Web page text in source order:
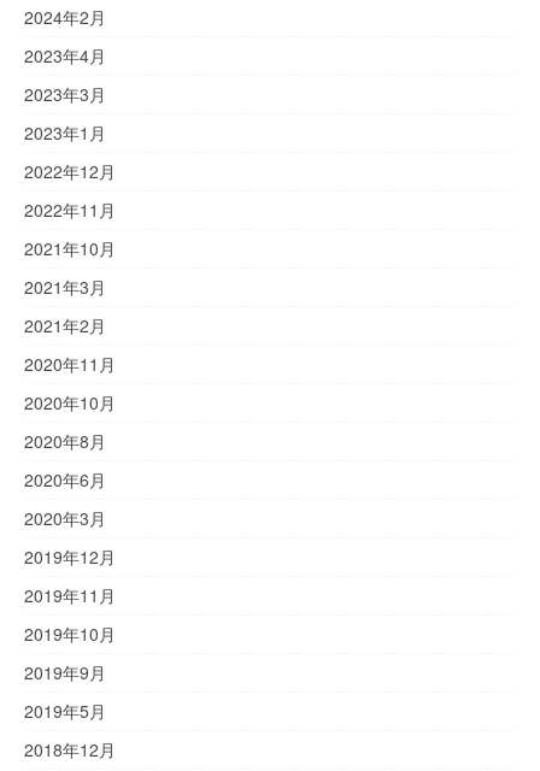
2024年2月
2023年4月
2023年3月
2023年1月
2022年12月
2022年11月
2021年10月
2021年3月
2021年2月
2020年11月
2020年10月
2020年8月
2020年6月
2020年3月
2019年12月
2019年11月
2019年10月
2019年9月
2019年5月
2018年12月